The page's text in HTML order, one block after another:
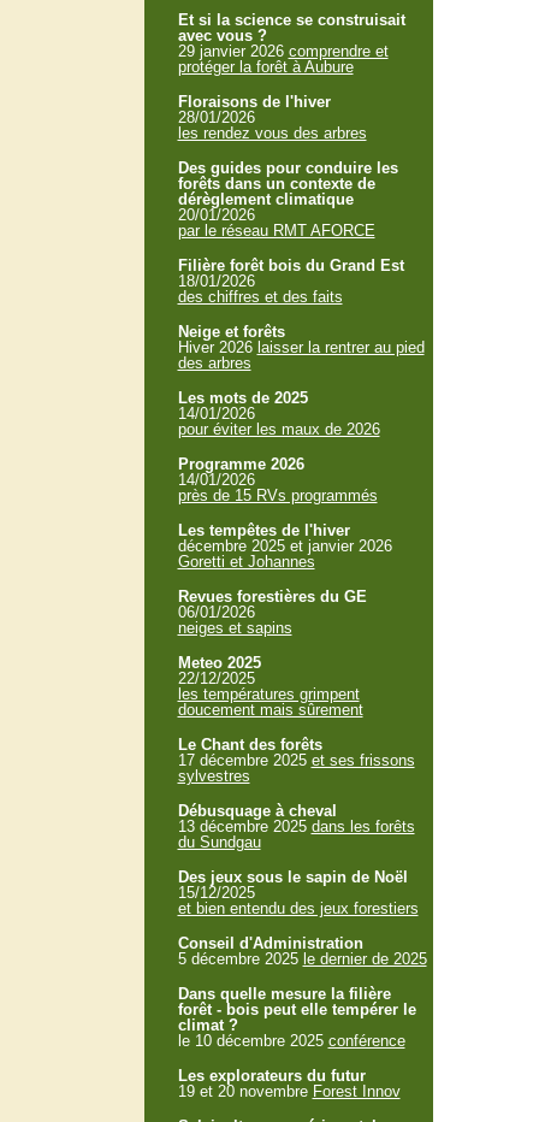
Et si la science se construisait
avec vous ?
29 janvier 2026 comprendre et
protéger la forêt à Aubure
Floraisons de l'hiver
28/01/2026
les rendez vous des arbres
Des guides pour conduire les
forêts dans un contexte de
dérèglement climatique
20/01/2026
par le réseau RMT AFORCE
Filière forêt bois du Grand Est
18/01/2026
des chiffres et des faits
Neige et forêts
Hiver 2026 laisser la rentrer au pied
des arbres
Les mots de 2025
14/01/2026
pour éviter les maux de 2026
Programme 2026
14/01/2026
près de 15 RVs programmés
Les tempêtes de l'hiver
décembre 2025 et janvier 2026
Goretti et Johannes
Revues forestières du GE
06/01/2026
neiges et sapins
Meteo 2025
22/12/2025
les températures grimpent
doucement mais sûrement
Le Chant des forêts
17 décembre 2025 et ses frissons
sylvestres
Débusquage à cheval
13 décembre 2025 dans les forêts
du Sundgau
Des jeux sous le sapin de Noël
15/12/2025
et bien entendu des jeux forestiers
Conseil d'Administration
5 décembre 2025 le dernier de 2025
Dans quelle mesure la filière
forêt - bois peut elle tempérer le
climat ?
le 10 décembre 2025 conférence
Les explorateurs du futur
19 et 20 novembre Forest Innov